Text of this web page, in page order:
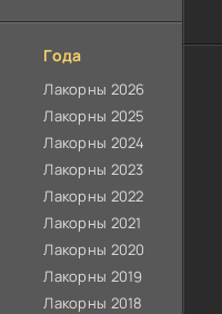
Года
Лакорны 2026
Лакорны 2025
Лакорны 2024
Лакорны 2023
Лакорны 2022
Лакорны 2021
Лакорны 2020
Лакорны 2019
Лакорны 2018